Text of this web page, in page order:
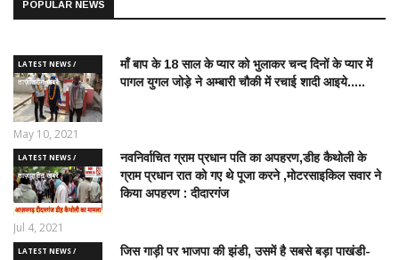
POPULAR NEWS
LATEST NEWS /
ताज़ातरीन खबरें
माँ बाप के 18 साल के प्यार को भुलाकर चन्द दिनों के प्यार में
पागल युगल जोड़े ने अम्बारी चौकी में रचाई शादी आइये.....
May 10, 2021
LATEST NEWS /
ताज़ातरीन खबरें
नवनिर्वाचित ग्राम प्रधान पति का अपहरण,डीह कैथोली के
ग्राम प्रधान रात को गए थे पूजा करने ,मोटरसाइकिल सवार ने
किया अपहरण : दीदारगंज
Jul 4, 2021
LATEST NEWS /
जिस गाड़ी पर भाजपा की झंडी, उसमें है सबसे बड़ा पाखंडी-